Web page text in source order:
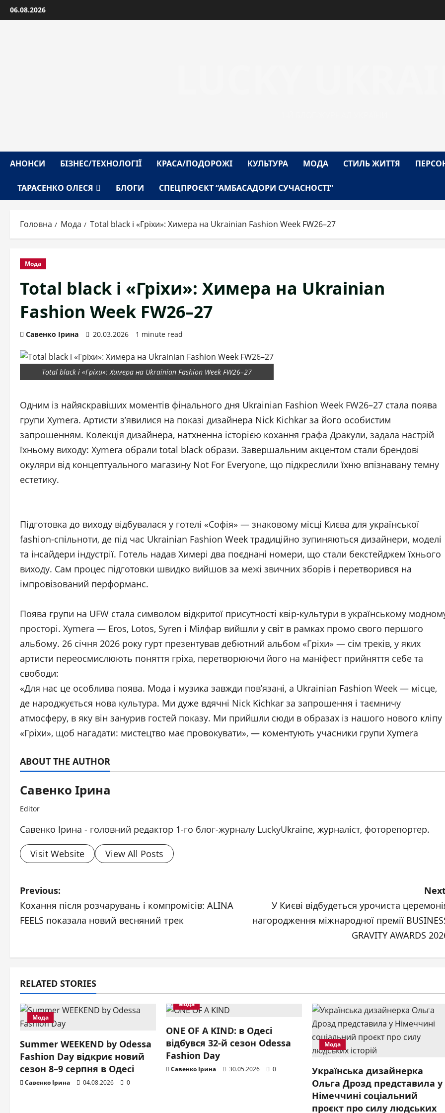
Перейти
до
06.08.2026
АНОНСИ БІЗНЕС/ТЕХНОЛОГІЇ КРАСА/ПОДОРОЖІ КУЛЬТУРА МОДА СТИЛЬ ЖИТТЯ
ТАРАСЕНКО ОЛЕСЯ БЛОГИ СПЕЦПРОЄКТ “АМБАСАДОРИ СУЧАСНОСТІ”
Головна Мода Total black і «Гріхи»: Химера на Ukrainian Fashion Week FW26–27
Мода
Total black і «Гріхи»: Химера на Ukrainian
Fashion Week FW26–27
Савенко Ірина 20.03.2026 1 minute read
Total black і «Гріхи»: Химера на Ukrainian Fashion Week FW26–27
Одним із найяскравіших моментів фінального дня Ukrainian Fashion Week FW26–27 стала поява
групи Xymera. Артисти з’явилися на показі дизайнера Nick Kichkar за його особистим
запрошенням. Колекція дизайнера, натхненна історією кохання графа Дракули, задала настрій
їхньому виходу: Xymera обрали total black образи. Завершальним акцентом стали брендові
окуляри від концептуального магазину Not For Everyone, що підкреслили їхню впізнавану темну
естетику.
Підготовка до виходу відбувалася у готелі «Софія» — знаковому місці Києва для української
fashion-спільноти, де під час Ukrainian Fashion Week традиційно зупиняються дизайнери, моделі
та інсайдери індустрії. Готель надав Химері два поєднані номери, що стали бекстейджем їхнього
виходу. Сам процес підготовки швидко вийшов за межі звичних зборів і перетворився на
імпровізований перформанс.
Поява групи на UFW стала символом відкритої присутності квір-культури в українському
просторі. Xymera — Eros, Lotos, Syren і Мілфар вийшли у світ в рамках промо свого першого
альбому. 26 січня 2026 року гурт презентував дебютний альбом «Гріхи» — сім треків, у яких
артисти переосмислюють поняття гріха, перетворюючи його на маніфест прийняття себе та
свободи:
«Для нас це особлива поява. Мода і музика завжди пов’язані, а Ukrainian Fashion Week — місце,
де народжується нова культура. Ми дуже вдячні Nick Kichkar за запрошення і таємничу
атмосферу, в яку він занурив гостей показу. Ми прийшли сюди в образах із нашого нового кліпу
«Гріхи», щоб нагадати: мистецтво має провокувати», — коментують учасники групи Xymera
ABOUT THE AUTHOR
Савенко Ірина
Editor
Савенко Ірина - головний редактор 1-го блог-журналу LuckyUkraine, журналіст, фоторепортер.
Visit Website View All Posts
P
o
t
n
a
v
i
g
a
Previous:
Кохання після розчарувань і компромісів: ALINA
FEELS показала новий весняний трек
У Києві відбудеться урочиста
нагородження міжнародної премії
GRAVITY AWARDS
RELATED STORIES
Мода
Summer WEEKEND by Odessa
Fashion Day відкриє новий
сезон 8–9 серпня в Одесі
Савенко Ірина 04.08.2026 0
Мода
ONE OF A KIND: в Одесі
відбувся 32-й сезон Odessa
Fashion Day
Савенко Ірина 30.05.2026 0
Мода
Українська дизайнерка
Ольга Дрозд представила у
Німеччині соціальний
проєкт про силу людських